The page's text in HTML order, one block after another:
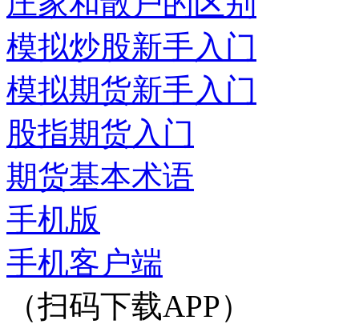
模拟炒股新手入门
模拟期货新手入门
股指期货入门
期货基本术语
手机版
手机客户端
（扫码下载APP）